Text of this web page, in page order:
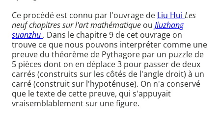
Ce procédé est connu par l'ouvrage de Liu Hui Les
neuf chapitres sur l'art mathématique ou Jiuzhang
suanzhu . Dans le chapitre 9 de cet ouvrage on
trouve ce que nous pouvons interpréter comme une
preuve du théorème de Pythagore par un puzzle de
5 pièces dont on en déplace 3 pour passer de deux
carrés (construits sur les côtés de l'angle droit) à un
carré (construit sur l'hypoténuse). On n'a conservé
que le texte de cette preuve, qui s'appuyait
vraisemblablement sur une figure.